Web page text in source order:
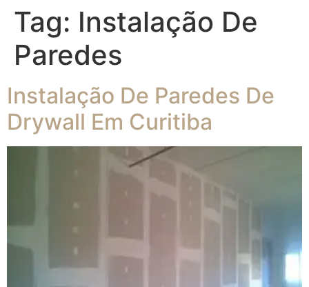
Tag: Instalação De
Paredes
Instalação De Paredes De
Drywall Em Curitiba